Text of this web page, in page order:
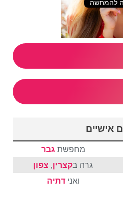
להמחשה
אישיים
מחפשת גבר
גרה בקצרין, צפון
ואנידתיה